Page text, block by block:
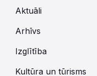
Aktuāli
Arhīvs
Izglītība
Kultūra un tūrisms